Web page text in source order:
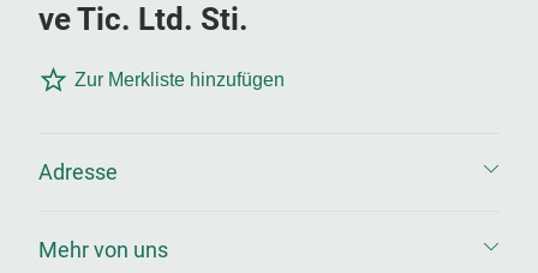
ve Tic. Ltd. Sti.
Zur Merkliste hinzufügen
Adresse
Mehr von uns